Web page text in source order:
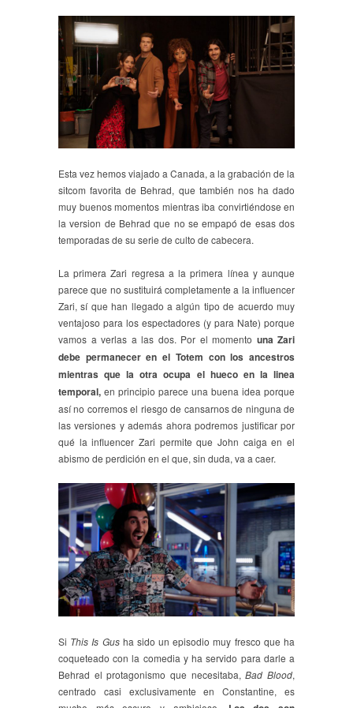
Esta vez hemos viajado a Canada, a la grabación de la
sitcom favorita de Behrad, que también nos ha dado
muy buenos momentos mientras iba convirtiéndose en
la version de Behrad que no se empapó de esas dos
temporadas de su serie de culto de cabecera.
La primera Zari regresa a la primera línea y aunque
parece que no sustituirá completamente a la influencer
Zari, sí que han llegado a algún tipo de acuerdo muy
ventajoso para los espectadores (y para Nate) porque
vamos a verlas a las dos. Por el momento una Zari
debe permanecer en el Totem con los ancestros
mientras que la otra ocupa el hueco en la linea
temporal, en principio parece una buena idea porque
así no corremos el riesgo de cansarnos de ninguna de
las versiones y además ahora podremos justificar por
qué la influencer Zari permite que John caiga en el
abismo de perdición en el que, sin duda, va a caer.
Si This Is Gusha sido un episodio muy fresco que ha
coqueteado con la comedia y ha servido para darle a
Behrad el protagonismo que necesitaba,Bad Blood,
centrado casi exclusivamente en Constantine, es